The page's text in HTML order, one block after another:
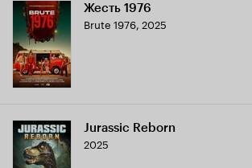
Жесть 1976
Brute 1976, 2025
Jurassic Reborn
2025